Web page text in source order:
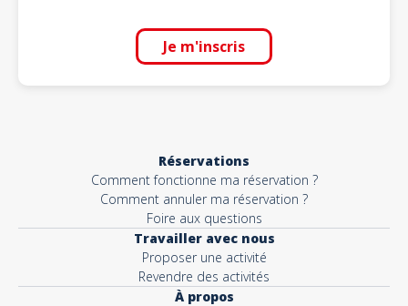
Je m'inscris
Réservations
Comment fonctionne ma réservation ?
Comment annuler ma réservation ?
Foire aux questions
Travailler avec nous
Proposer une activité
Revendre des activités
À propos